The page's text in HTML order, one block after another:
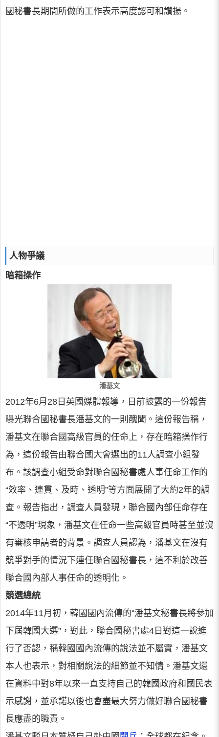
國秘書長期間所做的工作表示高度認可和讚揚。
人物爭議
暗箱操作
潘基文
2012年6月28日英國媒體報導，日前披露的一份報告
曝光聯合國秘書長潘基文的一則醜聞。這份報告稱，
潘基文在聯合國高級官員的任命上，存在暗箱操作行
為，這份報告由聯合國大會選出的11人調查小組發
布。該調查小組受命對聯合國秘書處人事任命工作的
“效率、連貫、及時、透明”等方面展開了大約2年的調
查。報告指出，調查人員發現，聯合國內部任命存在
“不透明”現象，潘基文在任命一些高級官員時甚至並沒
有審核申請者的背景。調查人員認為，潘基文在沒有
競爭對手的情況下連任聯合國秘書長，這不利於改善
聯合國內部人事任命的透明化。
競選總統
2014年11月初，韓國國內流傳的“潘基文秘書長將參加
下屆韓國大選”，對此，聯合國秘書處4日對這一說進
行了否認，稱韓國國內流傳的說法並不屬實，潘基文
本人也表示，對相關說法的細節並不知情。潘基文還
在資料中對8年以來一直支持自己的韓國政府和國民表
示感謝，並承諾以後也會盡最大努力做好聯合國秘書
長應盡的職責。